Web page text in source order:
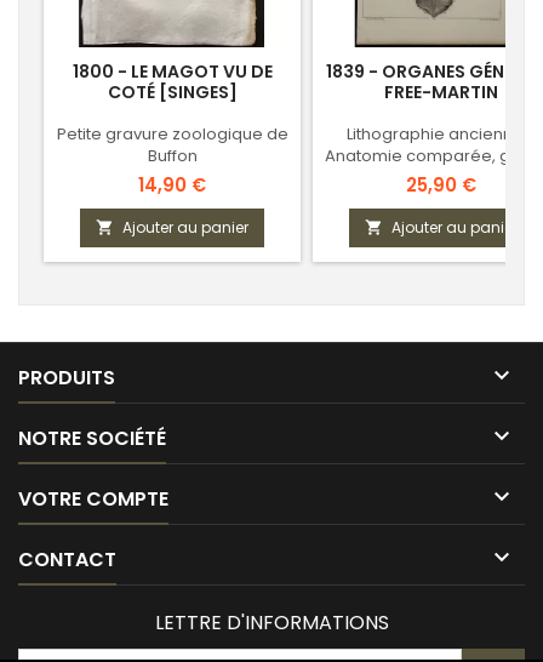
1800 - LE MAGOT VU DE
COTÉ [SINGES]
Petite gravure zoologique de
Buffon
Prix
14,90 €
 Ajouter au panier
1839 - ORGANES
FREE-MARTIN
Lithographie ancienne -
Anatomie comparée,
urinaire
Prix
25,90 €
 Ajouter au panier
PRODUITS 
NOTRE SOCIÉTÉ 
VOTRE COMPTE 
CONTACT 
LETTRE D'INFORMATIONS